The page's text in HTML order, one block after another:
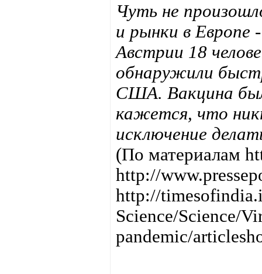
Чуть не
и рынки в Европе
Австрии 18
обнаружили
США. Вакцина
кажется, что
исключение
(По материалам
http://
http://
Science/Science/
pandemic/